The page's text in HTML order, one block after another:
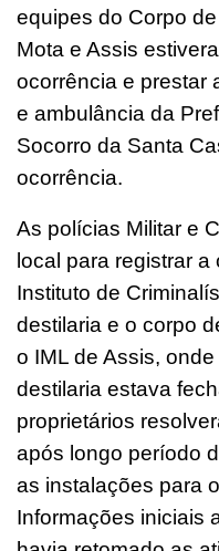
equipes do Corpo
Mota e Assis
ocorrência e prestar
e ambulância da
Socorro da Santa
ocorrência.
As polícias Militar e
local para registrar
Instituto de
destilaria e o corpo
o IML de Assis,
destilaria estava
proprietários
após longo período
as instalações para
Informações iniciais